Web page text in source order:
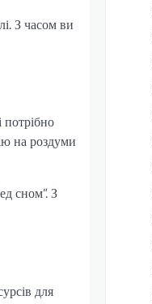
З часом ви
на роздуми
сном”. З
для